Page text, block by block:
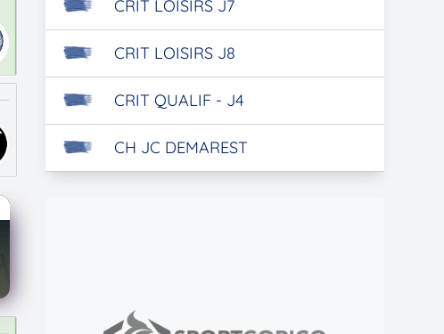
CRIT LOISIRS J7
CRIT LOISIRS J8
CRIT QUALIF - J4
CH JC DEMAREST